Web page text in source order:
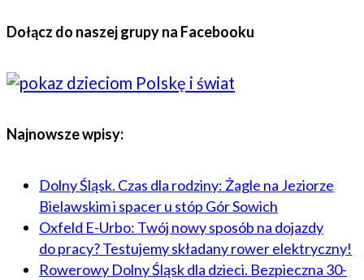
Dołącz do naszej grupy na Facebooku
Najnowsze wpisy:
Dolny Śląsk. Czas dla rodziny: Żagle na Jeziorze
Bielawskim i spacer u stóp Gór Sowich
Oxfeld E-Urbo: Twój nowy sposób na dojazdy
do pracy? Testujemy składany rower elektryczny!
Rowerowy Dolny Śląsk dla dzieci. Bezpieczna 30-